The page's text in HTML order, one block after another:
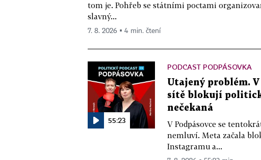
tom je. Pohřeb se státními poctami
slavný...
7. 8. 2026 ▪ 4 min. čtení
55:23
PODCAST PODPÁSOVKA
Utajený problém.
sítě blokují
nečekaná
V Podpásovce se
nemluví. Meta začala
Instagramu a...